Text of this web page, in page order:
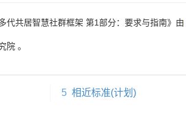
代共居智慧社群框架 第1部分：要求与指南》由
院 。
5 相近标准(计划)